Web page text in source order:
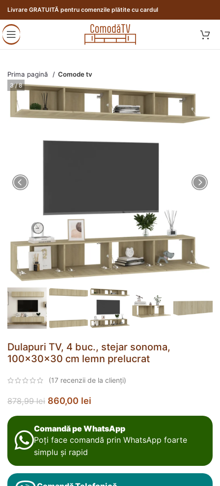
Livrare GRATUITĂ pentru comenzile plătite cu cardul
Prima pagină Comode tv
4 / 8
Dulapuri TV, 4 buc., stejar sonoma,
100x30x30 cm lemn prelucrat
(17 recenzii de la clienți)
878,99lei 860,00 lei
Comandă pe WhatsApp
Poți face comandă prin WhatsApp foarte
simplu și rapid